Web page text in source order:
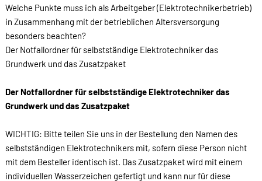
Welche Punkte muss ich als Arbeitgeber (Elektrotechnikerbetrieb)
in Zusammenhang mit der betrieblichen Altersversorgung
besonders beachten?
Der Notfallordner für selbstständige Elektrotechniker das
Grundwerk und das Zusatzpaket
Der Notfallordner für selbstständige Elektrotechniker das
Grundwerk und das Zusatzpaket
WICHTIG: Bitte teilen Sie uns in der Bestellung den Namen des
selbstständigen Elektrotechnikers mit, sofern diese Person nicht
mit dem Besteller identisch ist. Das Zusatzpaket wird mit einem
individuellen Wasserzeichen gefertigt und kann nur für diese